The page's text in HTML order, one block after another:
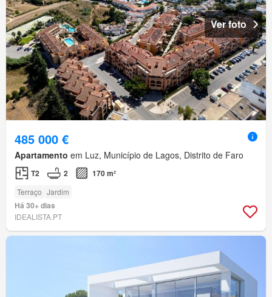
Ver foto
485 000 €
Apartamento em Luz, Município de Lagos, Distrito de Faro
T2 2 170 m²
Terraço Jardim
Há 30+ dias
IDEALISTA.PT